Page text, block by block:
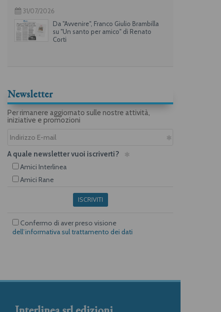
31/07/2026
Da "Avvenire", Franco Giulio Brambilla
su "Un santo per amico" di Renato
Corti
Newsletter
Per rimanere aggiornato sulle nostre attività,
iniziative e promozioni
A quale newsletter vuoi iscriverti?
Amici Interlinea
Amici Rane
ISCRIVITI
Confermo di aver preso visione
dell’informativa sul trattamento dei dati